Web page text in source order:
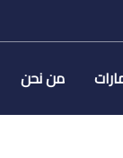
من نحن